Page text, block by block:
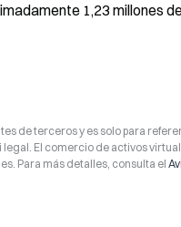
1,23 millones
de terceros y es solo para
El comercio de activos
Para más detalles, consulta el